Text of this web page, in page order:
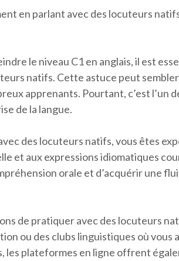
en parlant avec des locuteurs
le niveau C1 en anglais, il est
natifs. Cette astuce peut
apprenants. Pourtant, c’est l’un
de la langue.
des locuteurs natifs, vous êtes
et aux expressions idiomatiques
orale et d’acquérir une
de pratiquer avec des locuteurs
ou des clubs linguistiques où vous
les plateformes en ligne offrent